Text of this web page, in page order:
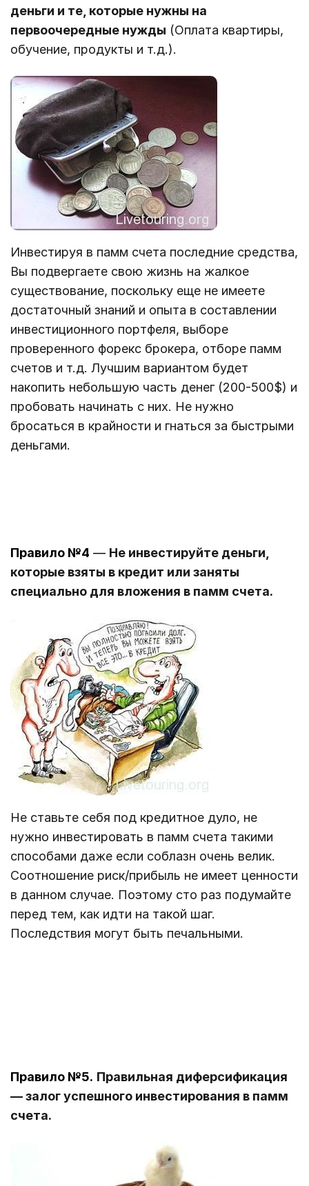
деньги и те, которые нужны на
первоочередные нужды (Оплата квартиры,
обучение, продукты и т.д.).
Инвестируя в памм счета последние средства,
Вы подвергаете свою жизнь на жалкое
существование, поскольку еще не имеете
достаточный знаний и опыта в составлении
инвестиционного портфеля, выборе
проверенного форекс брокера, отборе памм
счетов и т.д. Лучшим вариантом будет
накопить небольшую часть денег (200-500$) и
пробовать начинать с них. Не нужно
бросаться в крайности и гнаться за быстрыми
деньгами.
Правило №4 — Не инвестируйте деньги,
которые взяты в кредит или заняты
специально для вложения в памм счета.
Не ставьте себя под кредитное дуло, не
нужно инвестировать в памм счета такими
способами даже если соблазн очень велик.
Соотношение риск/прибыль не имеет ценности
в данном случае. Поэтому сто раз подумайте
перед тем, как идти на такой шаг.
Последствия могут быть печальными.
Правило №5. Правильная диферсификация
— залог успешного инвестирования в памм
счета.